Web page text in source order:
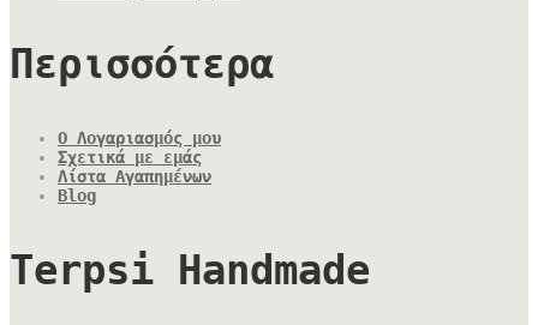
Περισσότερα
Ο Λογαριασμός μου
Σχετικά με εμάς
Λίστα Αγαπημένων
Blog
Terpsi Handmade